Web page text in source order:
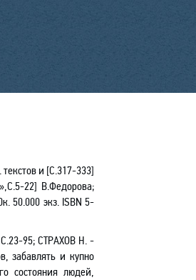
и [С.317-333]
22] В.Федорова;
50.000 экз. ISBN 5-
95; СТРАХОВ Н. -
забавлять и купно
состояния людей,